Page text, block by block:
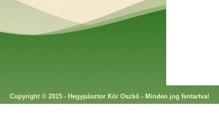
Copyright © 2015 - Hegypásztor Kör Oszkó - Minden jog fentartva!